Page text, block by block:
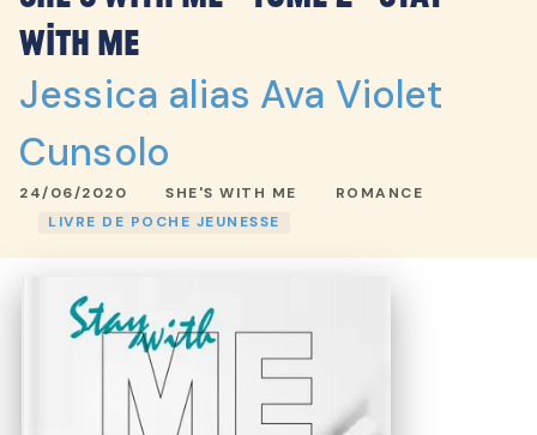
with me
Jessica alias Ava Violet
Cunsolo
24/06/2020 SHE'S WITH ME
ROMANCE
LIVRE DE POCHE JEUNESSE